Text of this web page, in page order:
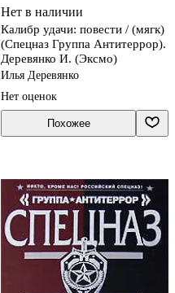
Нет в наличии
Калибр удачи: повести / (мягк)
(Спецназ Группа Антитеррор).
Деревянко И. (Эксмо)
Илья Деревянко
Нет оценок
Похожее